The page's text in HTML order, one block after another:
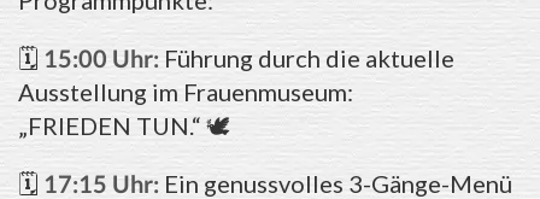
🗓️15:00 Uhr: Führung durch die aktuelle
Ausstellung im Frauenmuseum:
„FRIEDEN TUN.“ 🕊️
🗓️ 17:15 Uhr: Ein genussvolles 3-Gänge-Menü